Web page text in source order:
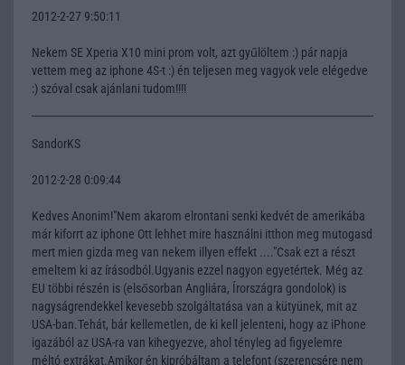
2012-2-27 9:50:11
Nekem SE Xperia X10 mini prom volt, azt gyűlöltem :) pár napja
vettem meg az iphone 4S-t :) én teljesen meg vagyok vele elégedve
:) szóval csak ajánlani tudom!!!!
SandorKS
2012-2-28 0:09:44
Kedves Anonim!"Nem akarom elrontani senki kedvét de amerikába
már kiforrt az iphone Ott lehhet mire használni itthon meg mutogasd
mert mien gizda meg van nekem illyen effekt ...."Csak ezt a részt
emeltem ki az írásodból.Ugyanis ezzel nagyon egyetértek. Még az
EU többi részén is (elsősorban Angliára, Írországra gondolok) is
nagyságrendekkel kevesebb szolgáltatása van a kütyünek, mit az
USA-ban.Tehát, bár kellemetlen, de ki kell jelenteni, hogy az iPhone
igazából az USA-ra van kihegyezve, ahol tényleg ad figyelemre
méltó extrákat.Amikor én kipróbáltam a telefont (szerencsére nem